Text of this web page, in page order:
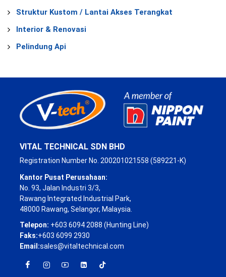
Struktur Kustom / Lantai Akses Terangkat
Interior & Renovasi
Pelindung Api
VITAL TECHNICAL SDN BHD
Registration Number No. 200201021558 (589221-K)
Kantor Pusat Perusahaan:
No. 93, Jalan Industri 3/3,
Rawang Integrated Industrial Park,
48000 Rawang, Selangor, Malaysia.
Telepon: +603 6094 2088 (Hunting Line)
Faks:+603 6099 2930
Email:sales@vitaltechnical.com